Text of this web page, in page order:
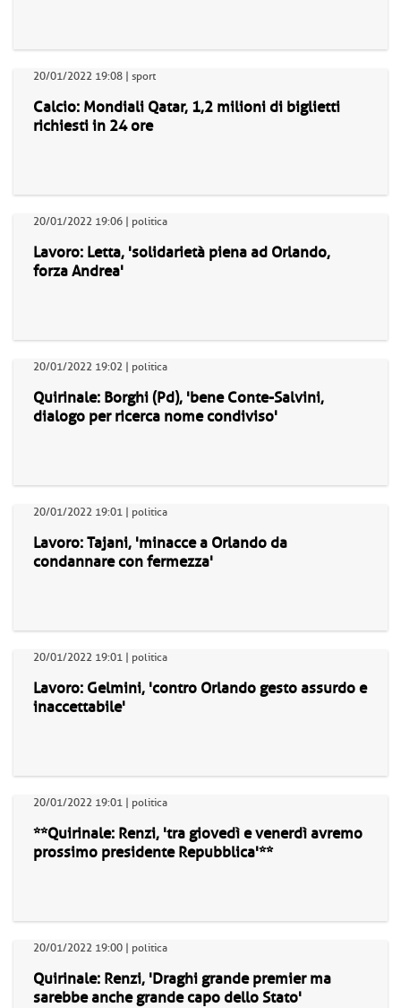
20/01/2022 19:08 | sport
Calcio: Mondiali Qatar, 1,2 milioni di biglietti
richiesti in 24 ore
20/01/2022 19:06 | politica
Lavoro: Letta, 'solidarietà piena ad Orlando,
forza Andrea'
20/01/2022 19:02 | politica
Quirinale: Borghi (Pd), 'bene Conte-Salvini,
dialogo per ricerca nome condiviso'
20/01/2022 19:01 | politica
Lavoro: Tajani, 'minacce a Orlando da
condannare con fermezza'
20/01/2022 19:01 | politica
Lavoro: Gelmini, 'contro Orlando gesto assurdo e
inaccettabile'
20/01/2022 19:01 | politica
**Quirinale: Renzi, 'tra giovedì e venerdì avremo
prossimo presidente Repubblica'**
20/01/2022 19:00 | politica
Quirinale: Renzi, 'Draghi grande premier ma
sarebbe anche grande capo dello Stato'